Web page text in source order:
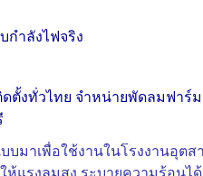
กำลังไฟจริง
ตั้งทั่วไทย จำหน่ายพัดลมฟา
าเพื่อใช้งานในโรงงานอุต
ห้แรงลมสูง ระบายความร้อ